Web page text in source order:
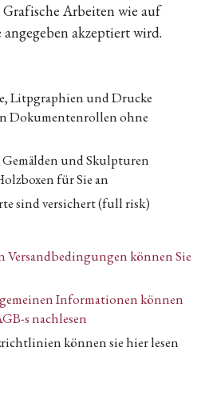
Arbeiten wie auf
akzeptiert wird.
Litpgraphien und Drucke
Dokumentenrollen ohne
Gemälden und Skulpturen
für Sie an
sind versichert (full risk)
Versandbedingungen können Sie
Informationen können
s nachlesen
können sie hier lesen